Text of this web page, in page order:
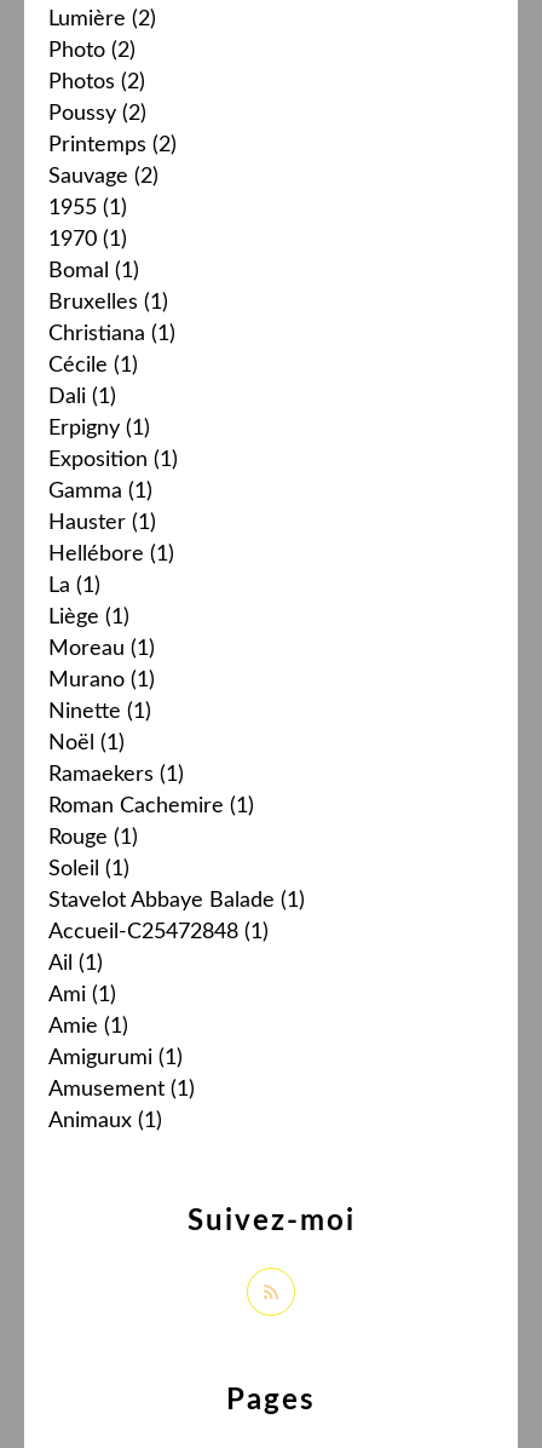
Lumière (2)
Photo (2)
Photos (2)
Poussy (2)
Printemps (2)
Sauvage (2)
1955 (1)
1970 (1)
Bomal (1)
Bruxelles (1)
Christiana (1)
Cécile (1)
Dali (1)
Erpigny (1)
Exposition (1)
Gamma (1)
Hauster (1)
Hellébore (1)
La (1)
Liège (1)
Moreau (1)
Murano (1)
Ninette (1)
Noël (1)
Ramaekers (1)
Roman Cachemire (1)
Rouge (1)
Soleil (1)
Stavelot Abbaye Balade (1)
Accueil-C25472848 (1)
Ail (1)
Ami (1)
Amie (1)
Amigurumi (1)
Amusement (1)
Animaux (1)
Pages
Suivez-moi